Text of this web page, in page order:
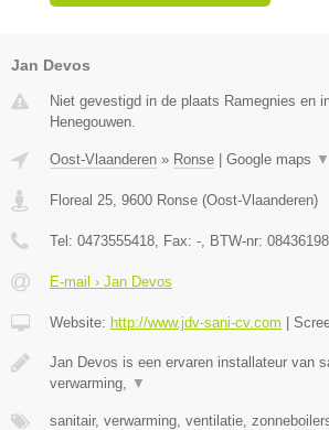
Jan Devos
Niet gevestigd in de plaats Ramegnies en
Henegouwen.
Oost-Vlaanderen » Ronse Google maps ▼
Floreal 25 9600 Ronse (Oost-Vlaanderen)
Tel: 0473555418 , Fax: - , BTW-nr:
E-mail › Jan Devos
Website: http://www.jdv-sani-cv.com
Jan Devos is een ervaren installateur van
verwarming,
▼
sanitair, verwarming, ventilatie,